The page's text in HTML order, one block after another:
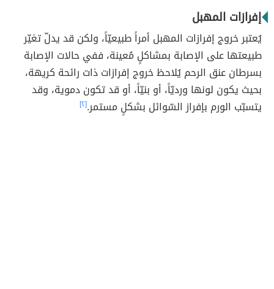
إفرازات المهبل
يُعتبر خروج إفرازات المهبل أمراً طبيعيّاً، ولكن قد يدلّ تغيّر
طبيعتها على الإصابة بمشاكلٍ مُعينة، ففي حالات الإصابة
بسرطان عنق الرحم يُلاحظ خروج إفرازات ذات رائحة كريهة،
بحيث يكون لونها ورديّاً، أو بنيّاً، أو قد تكون دموية، وقد
يتسبّب الورم بإفراز السّوائل بشكلٍ مستمر.[٢]